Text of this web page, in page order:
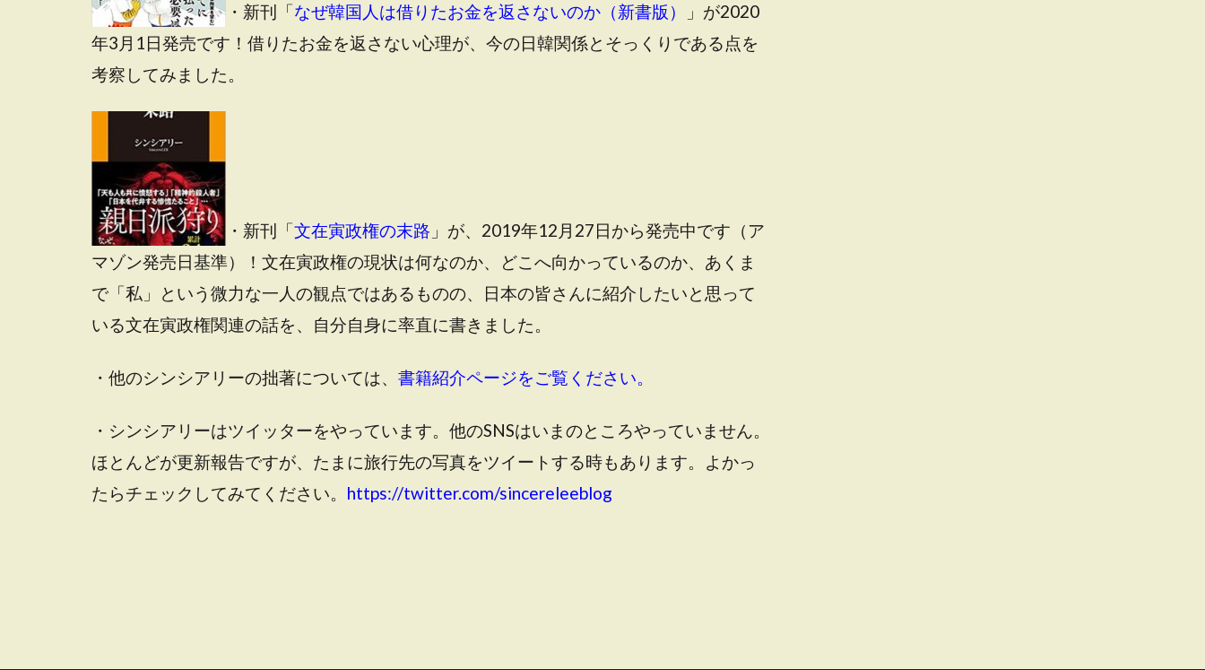
・新刊「なぜ韓国人は借りたお金を返さないのか（新書版）
」が2020
年3月1日発売です！借りたお金を返さない心理が、今の日韓関係とそっくりである点を
考察してみました。
・新刊「文在寅政権の末路 」が、2019年12月27日から発売中です（ア
マゾン発売日基準）！文在寅政権の現状は何なのか、どこへ向かっているのか、あくま
で「私」という微力な一人の観点ではあるものの、日本の皆さんに紹介したいと思って
いる文在寅政権関連の話を、自分自身に率直に書きました。
・他のシンシアリーの拙著については、 書籍紹介ページをご覧ください。
・シンシアリーはツイッターをやっています。他のSNSはいまのところやっていません。
ほとんどが更新報告ですが、たまに旅行先の写真をツイートする時もあります。よかっ
たらチェックしてみてください。 https://twitter.com/sincereleeblog